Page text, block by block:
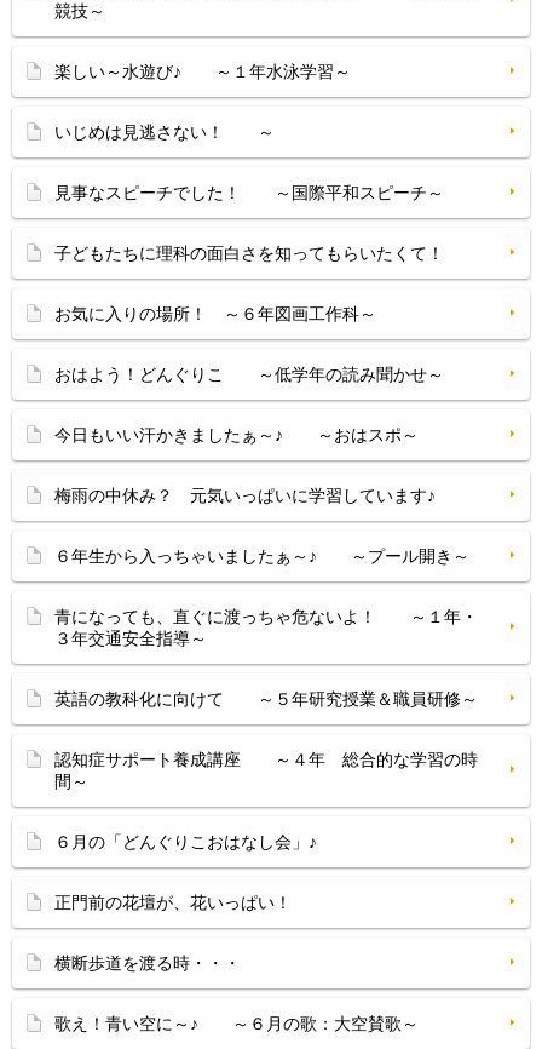
競技～
楽しい～水遊び♪ ～１年水泳学習～
いじめは見逃さない！ ～
見事なスピーチでした！ ～国際平和スピーチ～
子どもたちに理科の面白さを知ってもらいたくて！
お気に入りの場所！ ～６年図画工作科～
おはよう！どんぐりこ ～低学年の読み聞かせ～
今日もいい汗かきましたぁ～♪ ～おはスポ～
梅雨の中休み？ 元気いっぱいに学習しています♪
６年生から入っちゃいましたぁ～♪ ～プール開き～
青になっても、直ぐに渡っちゃ危ないよ！ ～１年・
３年交通安全指導～
英語の教科化に向けて ～５年研究授業＆職員研修～
認知症サポート養成講座 ～４年 総合的な学習の時
間～
６月の「どんぐりこおはなし会」♪
正門前の花壇が、花いっぱい！
横断歩道を渡る時・・・
歌え！青い空に～♪ ～６月の歌：大空賛歌～